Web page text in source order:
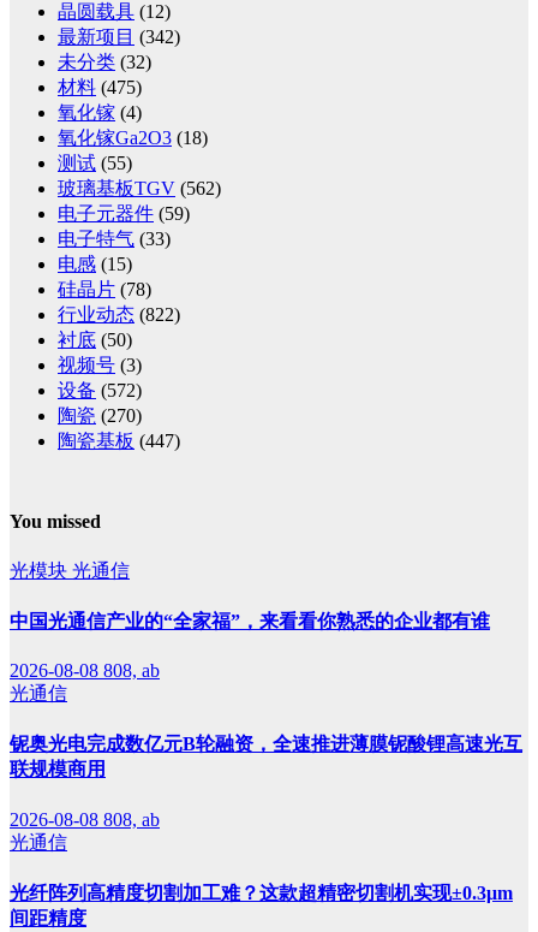
晶圆载具 (12)
最新项目 (342)
未分类 (32)
材料 (475)
氧化镓 (4)
氧化镓Ga2O3 (18)
测试 (55)
玻璃基板TGV (562)
电子元器件 (59)
电子特气 (33)
电感 (15)
硅晶片 (78)
行业动态 (822)
衬底 (50)
视频号 (3)
设备 (572)
陶瓷 (270)
陶瓷基板 (447)
You missed
光模块 光通信
中国光通信产业的“全家福”，来看看你熟悉的企业都有谁
2026-08-08 808, ab
光通信
铌奥光电完成数亿元B轮融资，全速推进薄膜铌酸锂高速光互
联规模商用
2026-08-08 808, ab
光通信
光纤阵列高精度切割加工难？这款超精密切割机实现±0.3μm
间距精度